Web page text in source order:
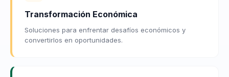
Transformación Económica
Soluciones para enfrentar desafíos económicos y
convertirlos en oportunidades.